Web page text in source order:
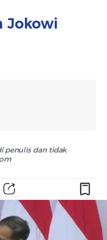
Jokowi
penulis dan tidak